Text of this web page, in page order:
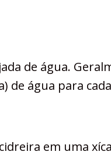
de água.
de água para
em uma